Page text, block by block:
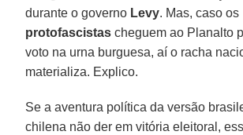
durante o governo Levy. Mas, caso os
protofascistas cheguem ao Planalto
voto na urna burguesa, aí o racha
materializa. Explico.
Se a aventura política da versão
chilena não der em vitória eleitoral,